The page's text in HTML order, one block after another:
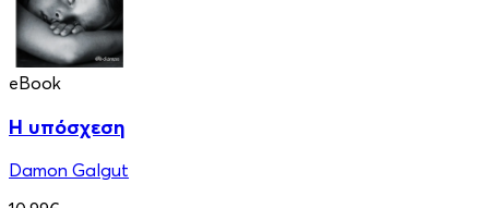
eBook
Η υπόσχεση
Damon Galgut